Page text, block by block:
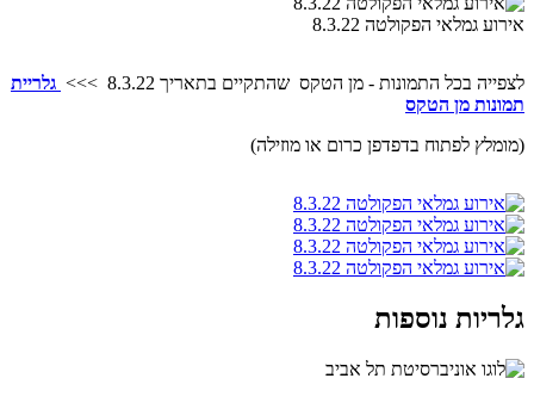
אירוע גמלאי הפקולטה 8.3.22
לצפייה בכל התמונות - מן הטקס שהתקיים בתאריך 8.3.22 >>>
גלריית
תמונות מן הטקס
(מומלץ לפתוח בדפדפן כרום או מוזילה)
גלריות נוספות